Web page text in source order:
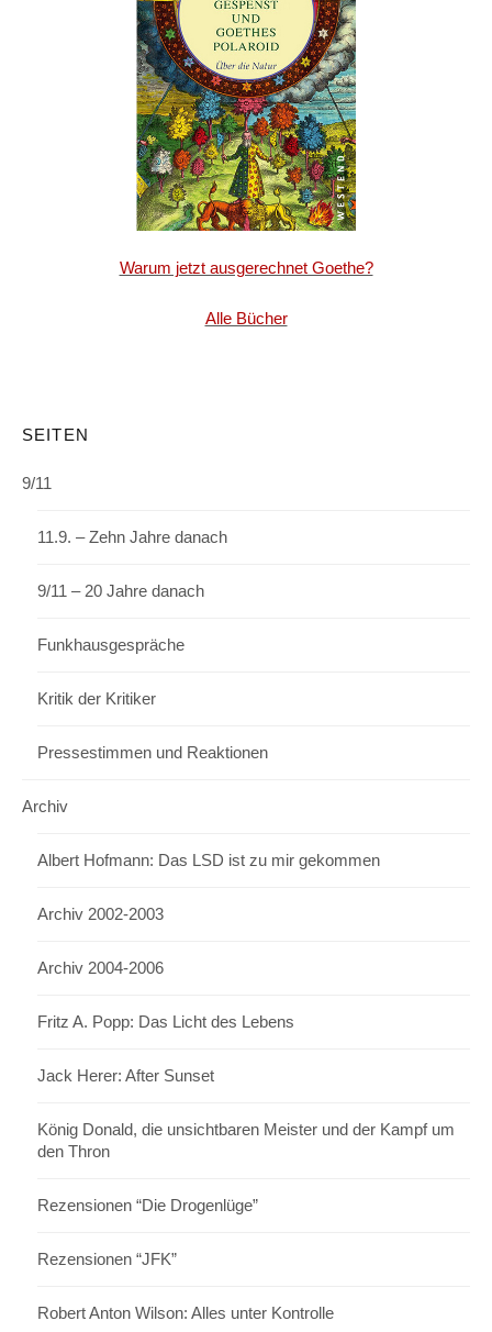
Warum jetzt ausgerechnet Goethe?
Alle Bücher
SEITEN
9/11
11.9. – Zehn Jahre danach
9/11 – 20 Jahre danach
Funkhausgespräche
Kritik der Kritiker
Pressestimmen und Reaktionen
Archiv
Albert Hofmann: Das LSD ist zu mir gekommen
Archiv 2002-2003
Archiv 2004-2006
Fritz A. Popp: Das Licht des Lebens
Jack Herer: After Sunset
König Donald, die unsichtbaren Meister und der Kampf um
den Thron
Rezensionen “Die Drogenlüge”
Rezensionen “JFK”
Robert Anton Wilson: Alles unter Kontrolle